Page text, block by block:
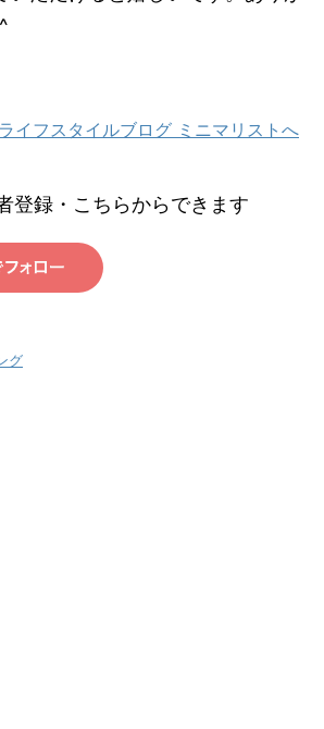
登録・こちらからできます
グ